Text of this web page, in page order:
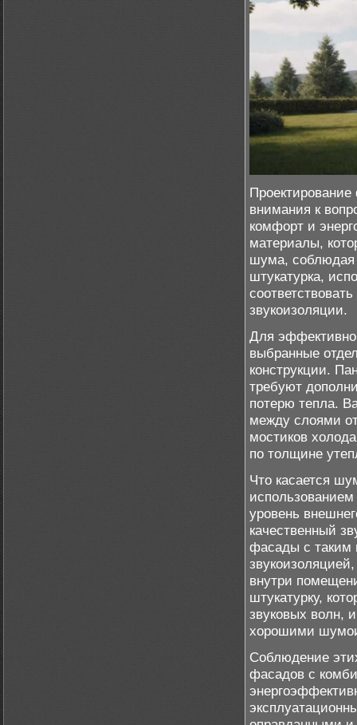
внимания к
комфорт и
материалы,
шума, соблюдая
штукатурка,
звукоизоляции.
Для
выбранные
конструкции.
требуют
потерю тепла.
между слоями
мостиков
по толщине
Что касается
использованием
уровень
качественный
фасады с таким
внутри
штукатурку,
звуковых волн,
хорошими
Соблюдение
фасадов с